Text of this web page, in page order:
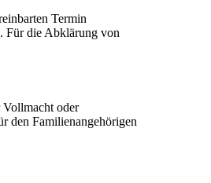
Termin
Für die Abklärung von
oder
den Familienangehörigen